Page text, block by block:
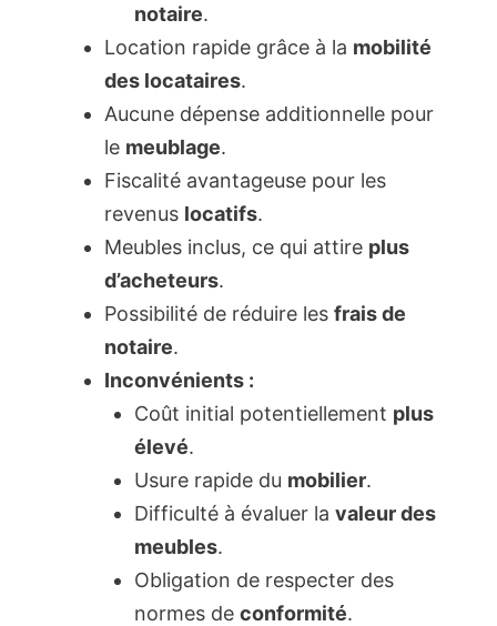
notaire.
Location rapide grâce à la mobilité
des locataires.
Aucune dépense additionnelle pour
le meublage.
Fiscalité avantageuse pour les
revenus locatifs.
Meubles inclus, ce qui attire plus
d’acheteurs.
Possibilité de réduire les frais de
notaire.
Inconvénients :
Coût initial potentiellement plus
élevé.
Usure rapide du mobilier.
Difficulté à évaluer la valeur des
meubles.
Obligation de respecter des
normes de conformité.